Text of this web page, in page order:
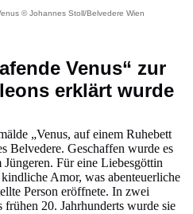
© Johannes Stoll/Belvedere Wien
Venus“ zur
erklärt wurde
„Venus, auf einem Ruhebett
Belvedere. Geschaffen wurde es
Für eine Liebesgöttin
Amor, was abenteuerliche
Person eröffnete. In zwei
frühen 20. Jahrhunderts wurde sie